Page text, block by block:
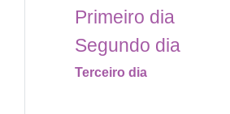
Primeiro dia
Segundo dia
Terceiro dia